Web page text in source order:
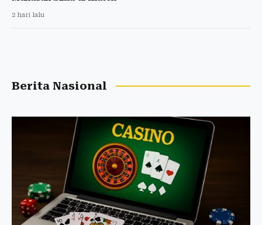
2 hari lalu
Berita Nasional